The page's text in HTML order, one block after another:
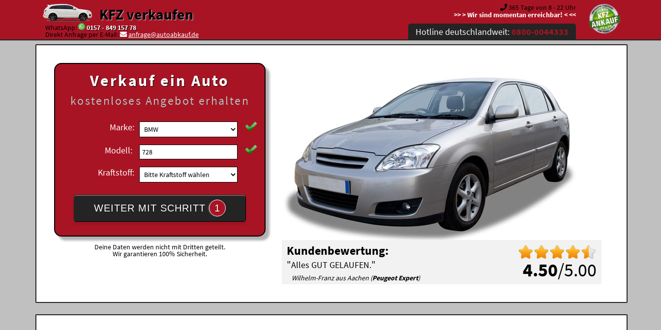
KFZ verkaufen
WhatsApp: 0157 - 849 157 78
Direkt Anfrage per E-Mail: anfrage@autoabkauf.de
365 Tage von 8 - 22 Uhr
>> > Wir sind momentan erreichbar! < <<
Hotline deutschlandweit:0800-0044333
Verkauf ein Auto
kostenloses Angebot erhalten
Marke:
Modell:
Kraftstoff:
WEITER MIT SCHRITT 1
Deine Daten werden nicht mit Dritten geteilt.
Wir garantieren 100% Sicherheit.
4.50/5.00
Kundenbewertung:
"Alles GUT GELAUFEN."
Wilhelm-Franz aus Aachen (Peugeot Expert)